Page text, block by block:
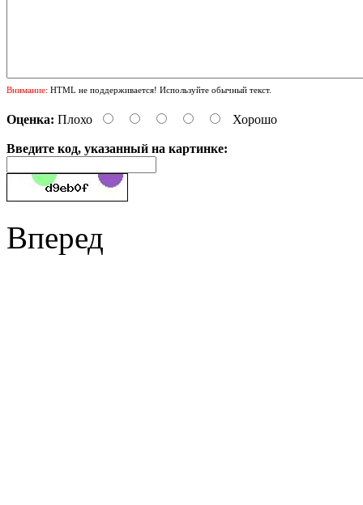
Внимание: HTML не поддерживается! Используйте обычный текст.
Оценка: Плохо Хорошо
Введите код, указанный на картинке:
Вперед